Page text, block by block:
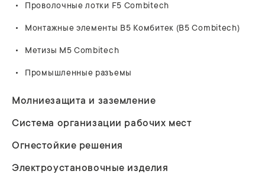
Проволочные лотки F5 Combitech
Монтажные элементы В5 Комбитек (B5 Combitech)
Метизы M5 Combitech
Промышленные разъемы
Молниезащита и заземление
Система организации рабочих мест
Огнестойкие решения
Электроустановочные изделия